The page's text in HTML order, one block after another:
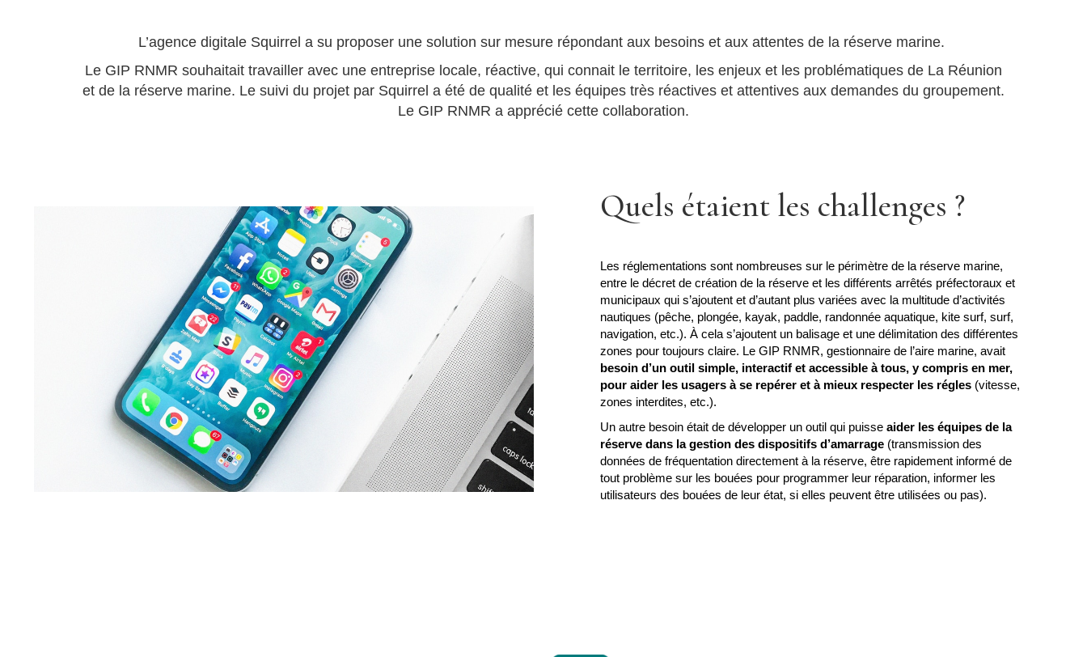
L’agence digitale Squirrel a su proposer une solution sur mesure répondant aux besoins et aux attentes de la réserve marine.
Le GIP RNMR souhaitait travailler avec une entreprise locale, réactive, qui connait le territoire, les enjeux et les problématiques de La Réunion
et de la réserve marine. Le suivi du projet par Squirrel a été de qualité et les équipes très réactives et attentives aux demandes du groupement.
Le GIP RNMR a apprécié cette collaboration.
Quels étaient les challenges ?
Les réglementations sont nombreuses sur le périmètre de la réserve marine,
entre le décret de création de la réserve et les différents arrêtés préfectoraux et
municipaux qui s’ajoutent et d’autant plus variées avec la multitude d’activités
nautiques (pêche, plongée, kayak, paddle, randonnée aquatique, kite surf, surf,
navigation, etc.). À cela s’ajoutent un balisage et une délimitation des différentes
zones pour toujours claire. Le GIP RNMR, gestionnaire de l’aire marine, avait
besoin d’un outil simple, interactif et accessible à tous, y compris en mer,
pour aider les usagers à se repérer et à mieux respecter les régles (vitesse,
zones interdites, etc.).
Un autre besoin était de développer un outil qui puisse aider les équipes de la
réserve dans la gestion des dispositifs d’amarrage (transmission des
données de fréquentation directement à la réserve, être rapidement informé de
tout problème sur les bouées pour programmer leur réparation, informer les
utilisateurs des bouées de leur état, si elles peuvent être utilisées ou pas).